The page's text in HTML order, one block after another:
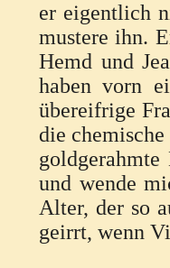
er eigentlich
mustere ihn.
Hemd und
haben vorn
übereifrige
die
und wende
Alter, der so
geirrt, wenn